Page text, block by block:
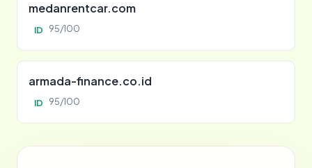
medanrentcar.com
ID 95/100
armada-finance.co.id
ID 95/100